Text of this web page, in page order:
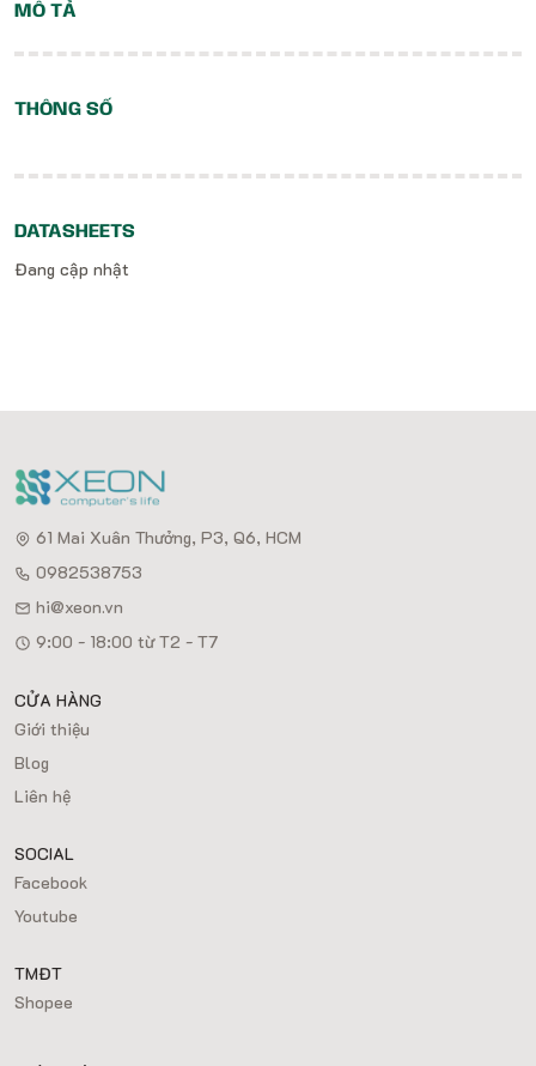
MÔ TẢ
THÔNG SỐ
DATASHEETS
Đang cập nhật
61 Mai Xuân Thưởng, P3, Q6, HCM
0982538753
hi@xeon.vn
9:00 - 18:00 từ T2 - T7
CỬA HÀNG
Giới thiệu
Blog
Liên hệ
SOCIAL
Facebook
Youtube
TMĐT
Shopee